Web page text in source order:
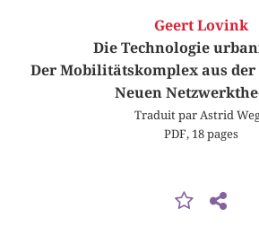
Geert Lovink
Die Technologie
Der Mobilitätskomplex aus der
Neuen
Traduit par Astrid
PDF, 18 pages